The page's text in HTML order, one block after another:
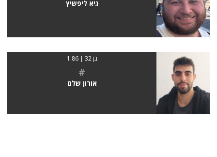
גיא ליפשיץ
בן 32 | 1.86
#
אורון שלם